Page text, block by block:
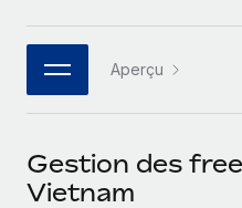
Connectez n'importe
notre MCP
Rationalisez vos
Entreprise
Les RH à l’international
Partenaires
Intégrez les RH à
Checklists et modèles
Descriptions de postes
Événements
日本語
한국어
Aperçu
Gestion des
Vietnam